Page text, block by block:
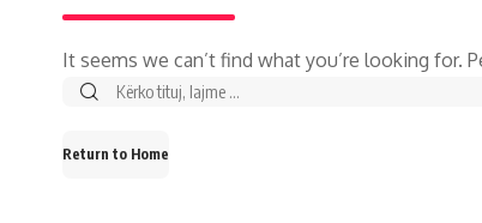
It seems we can’t find what you’re looking for.
Return to Home